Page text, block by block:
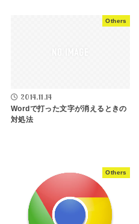
Others
2014.11.14
Wordで打った文字が消えるときの
対処法
Others